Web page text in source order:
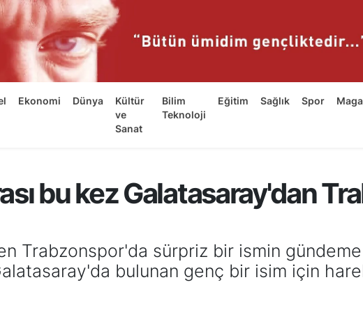
Ekonomi Dünya
Kültür
ve
Sanat
Bilim
Teknoloji
Eğitim Sağlık Spor
bu kez Galatasaray'dan
Trabzonspor'da sürpriz bir ismin
bulunan genç bir isim için